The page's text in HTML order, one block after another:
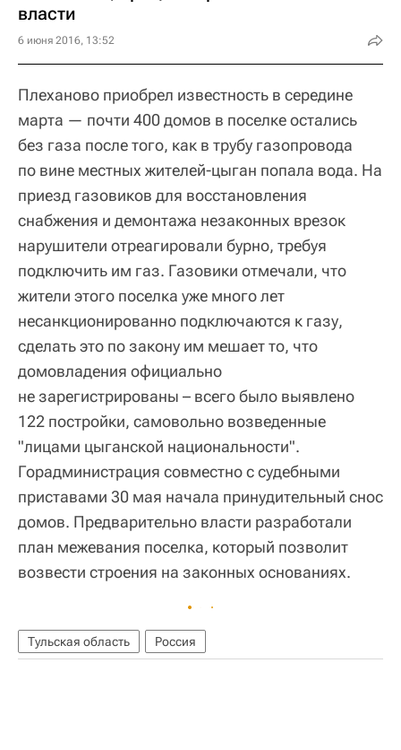
власти
6 июня 2016, 13:52
Плеханово приобрел известность в середине
марта — почти 400 домов в поселке остались
без газа после того, как в трубу газопровода
по вине местных жителей-цыган попала вода. На
приезд газовиков для восстановления
снабжения и демонтажа незаконных врезок
нарушители отреагировали бурно, требуя
подключить им газ. Газовики отмечали, что
жители этого поселка уже много лет
несанкционированно подключаются к газу,
сделать это по закону им мешает то, что
домовладения официально
не зарегистрированы – всего было выявлено
122 постройки, самовольно возведенные
"лицами цыганской национальности".
Горадминистрация совместно с судебными
приставами 30 мая начала принудительный снос
домов. Предварительно власти разработали
план межевания поселка, который позволит
возвести строения на законных основаниях.
Тульская область Россия